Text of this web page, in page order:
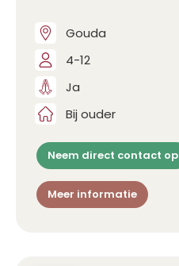
Gouda
4-12
Ja
Bij ouder
Neem direct contact op
Meer informatie